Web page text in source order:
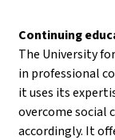
Continuing
The University
in professional
it uses its
overcome social
accordingly. It